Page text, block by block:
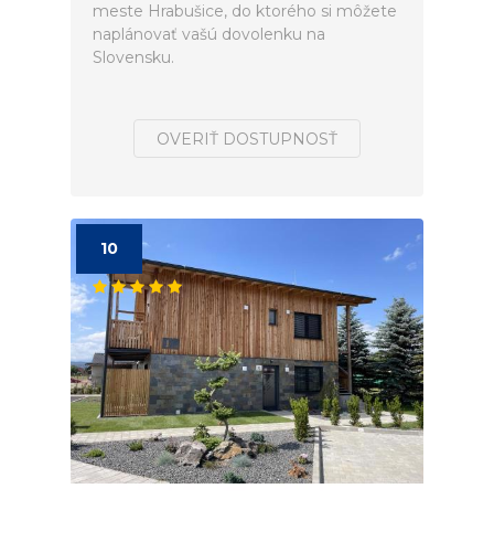
meste Hrabušice, do ktorého si môžete
naplánovať vašú dovolenku na
Slovensku.
OVERIŤ DOSTUPNOSŤ
10